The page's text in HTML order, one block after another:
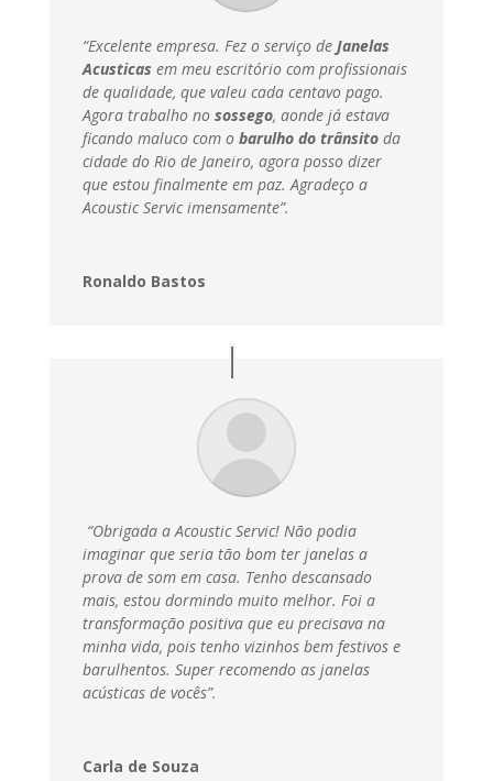
“Excelente empresa. Fez o serviço de Janelas
Acusticas em meu escritório com profissionais
de qualidade, que valeu cada centavo pago.
Agora trabalho no sossego, aonde já estava
ficando maluco com o barulho do trânsitoda
cidade do Rio de Janeiro, agora posso dizer
que estou finalmente em paz. Agradeço a
Acoustic Servic imensamente”.
Ronaldo Bastos
“Obrigada a Acoustic Servic! Não podia
imaginar que seria tão bom ter janelas a
prova de som em casa. Tenho descansado
mais, estou dormindo muito melhor. Foi a
transformação positiva que eu precisava na
minha vida, pois tenho vizinhos bem festivos e
barulhentos. Super recomendo as janelas
acústicas de vocês”.
Carla de Souza